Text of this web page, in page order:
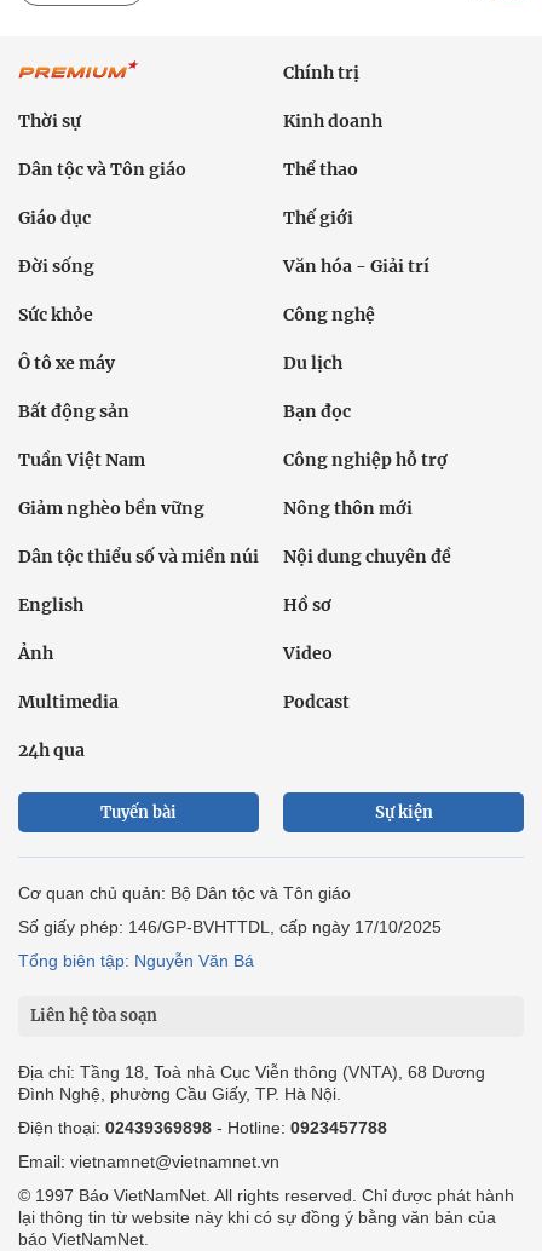
Chính trị
Thời sự Kinh doanh
Dân tộc và Tôn giáo Thể thao
Giáo dục Thế giới
Đời sống Văn hóa - Giải trí
Sức khỏe Công nghệ
Ô tô xe máy Du lịch
Bất động sản Bạn đọc
Tuần Việt Nam Công nghiệp hỗ trợ
Giảm nghèo bền vững Nông thôn mới
Dân tộc thiểu số và miền núi Nội dung chuyên đề
English Hồ sơ
Ảnh Video
Multimedia Podcast
24h qua
Tuyến bài Sự kiện
Cơ quan chủ quản: Bộ Dân tộc và Tôn giáo
Số giấy phép: 146/GP-BVHTTDL, cấp ngày 17/10/2025
Tổng biên tập: Nguyễn Văn Bá
Liên hệ tòa soạn
Địa chỉ: Tầng 18, Toà nhà Cục Viễn thông (VNTA), 68 Dương
Đình Nghệ, phường Cầu Giấy, TP. Hà Nội.
Điện thoại: 02439369898 - Hotline: 0923457788
Email: vietnamnet@vietnamnet.vn
© 1997 Báo VietNamNet. All rights reserved. Chỉ được phát hành
lại thông tin từ website này khi có sự đồng ý bằng văn bản của
báo VietNamNet.